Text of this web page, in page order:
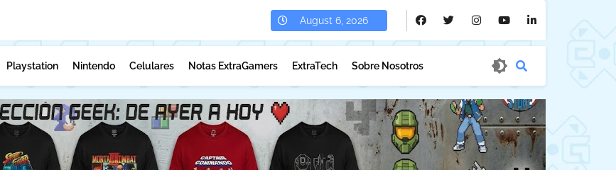
August 6, 2026
Playstation Nintendo Celulares Notas ExtraGamers ExtraTech Sobre Nosotros